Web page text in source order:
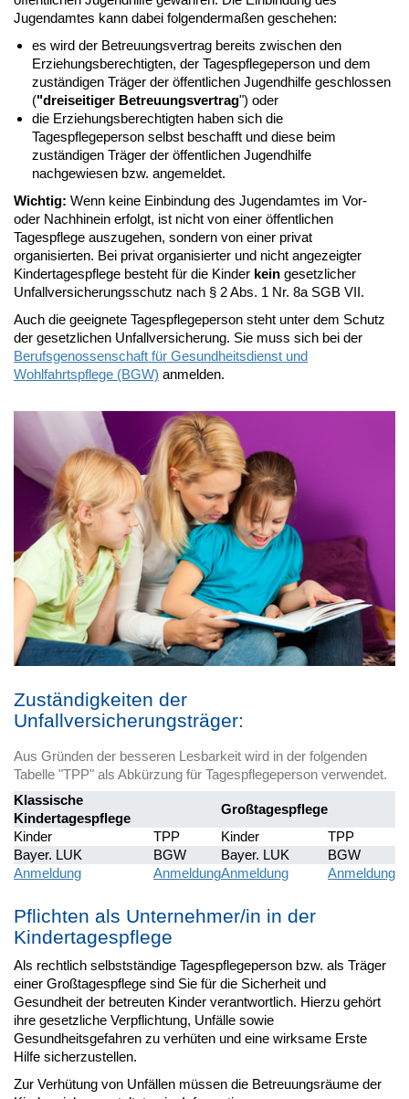
Jugendamtes kann dabei folgendermaßen geschehen:
es wird der Betreuungsvertrag bereits zwischen den
Erziehungsberechtigten, der Tagespflegeperson und dem
zuständigen Träger der öffentlichen Jugendhilfe geschlossen
("dreiseitiger Betreuungsvertrag") oder
die Erziehungsberechtigten haben sich die
Tagespflegeperson selbst beschafft und diese beim
zuständigen Träger der öffentlichen Jugendhilfe
nachgewiesen bzw. angemeldet.
Wichtig: Wenn keine Einbindung des Jugendamtes im Vor-
oder Nachhinein erfolgt, ist nicht von einer öffentlichen
Tagespflege auszugehen, sondern von einer privat
organisierten. Bei privat organisierter und nicht angezeigter
Kindertagespflege besteht für die Kinder kein gesetzlicher
Unfallversicherungsschutz nach § 2 Abs. 1 Nr. 8a SGB VII.
Auch die geeignete Tagespflegeperson steht unter dem Schutz
der gesetzlichen Unfallversicherung. Sie muss sich bei der
Berufsgenossenschaft für Gesundheitsdienst und
Wohlfahrtspflege (BGW) anmelden.
Zuständigkeiten der
Unfallversicherungsträger:
Aus Gründen der besseren Lesbarkeit wird in der folgenden
Tabelle "TPP" als Abkürzung für Tagespflegeperson verwendet.
Klassische
Kindertagespflege
Großtagespflege
Kinder
TPP Kinder
TPP
Bayer. LUK
BGW Bayer. LUK
BGW
Anmeldung
AnmeldungAnmeldung Anmeldung
Pflichten als Unternehmer/in in der
Kindertagespflege
Als rechtlich selbstständige Tagespflegeperson bzw. als Träger
einer Großtagespflege sind Sie für die Sicherheit und
Gesundheit der betreuten Kinder verantwortlich. Hierzu gehört
ihre gesetzliche Verpflichtung, Unfälle sowie
Gesundheitsgefahren zu verhüten und eine wirksame Erste
Hilfe sicherzustellen.
Zur Verhütung von Unfällen müssen die Betreuungsräume der